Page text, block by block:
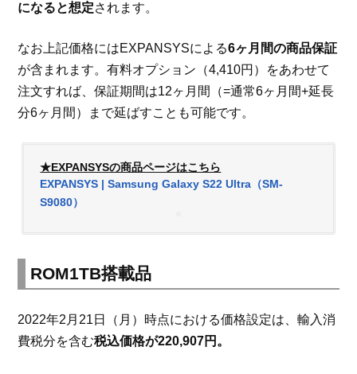
になると想定されます。
なお上記価格にはEXPANSYSによる6ヶ月間の商品保証
が含まれます。有料オプション（4,410円）をあわせて
注文すれば、保証期間は12ヶ月間（=通常6ヶ月間+延長
分6ヶ月間）まで延ばすことも可能です。
★EXPANSYSの商品ページはこちら
EXPANSYS | Samsung Galaxy S22 Ultra（SM-
S9080）
ROM1TB搭載品
2022年2月21日（月）時点における価格設定は、輸入消
費税分を含む税込価格が220,907円。